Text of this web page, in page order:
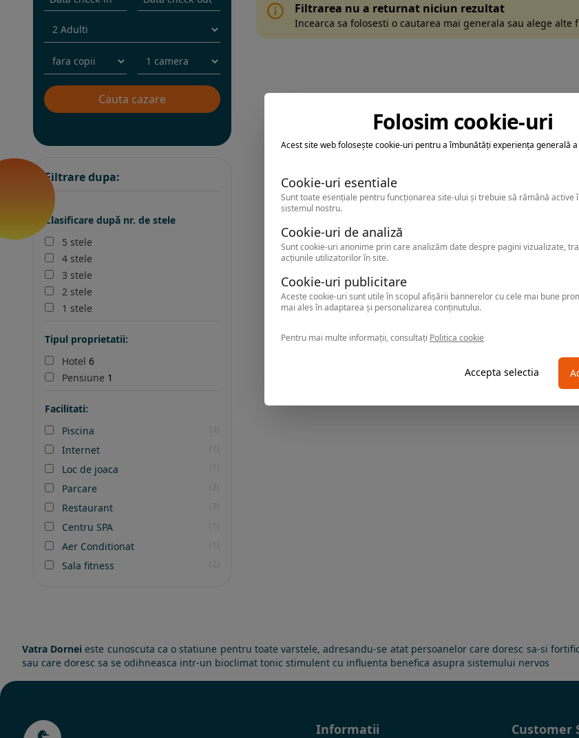
Filtrare dupa:
Clasificare după nr. de stele
5 stele
4 stele
3 stele
2 stele
1 stele
Tipul proprietatii:
Hotel 6
Pensiune 1
Facilitati:
Piscina
Internet
Loc de joaca
Parcare
Restaurant
Centru SPA
Aer Conditionat
Sala fitness
Filtrarea nu a returnat niciun rezultat
Incearca sa folosesti o cautarea mai generala sau alege alte
Vatra Dornei este cunoscuta ca o statiune pentru toate varstele, adresandu-se atat persoanelor care doresc sa-si
sau care doresc sa se odihneasca intr-un bioclimat tonic stimulent cu influenta benefica asupra sistemului nervos
Informatii Customer
Folosim cookie-uri
Acest site web folosește cookie-uri pentru a îmbunătăți experiența generală
Cookie-uri esentiale
Sunt toate esențiale pentru funcționarea site-ului și trebuie să rămână active
sistemul nostru.
Cookie-uri de analiză
Sunt cookie-uri anonime prin care analizăm date despre pagini vizualizate,
acțiunile utilizatorilor în site.
Cookie-uri publicitare
Aceste cookie-uri sunt utile în scopul afișării bannerelor cu cele mai bune
mai ales în adaptarea și personalizarea conținutului.
Pentru mai multe informații, consultați Politica cookie
Accepta selectia